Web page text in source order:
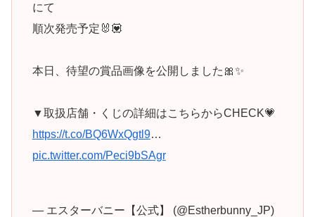
にて
順次発売予定🐰💟
本日、待望の賞品画像を公開しました🎀✨
▼取扱店舗・くじの詳細はこちらからCHECK💗
https://t.co/BQ6WxQgtl9…
pic.twitter.com/Peci9bSAgr
— エスターバニー【公式】 (@Estherbunny_JP)